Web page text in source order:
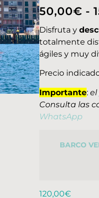
50,00€ -
Disfruta y
totalmente
ágiles y muy
Precio
Importante: el
Consulta las
WhatsApp
BARCO
120,00€